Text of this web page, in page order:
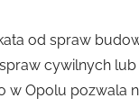
od spraw
cywilnych lub
w Opolu pozwala